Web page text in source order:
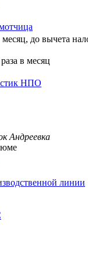
месяц, до вычета
в месяц
НПО
Андреевка
линии